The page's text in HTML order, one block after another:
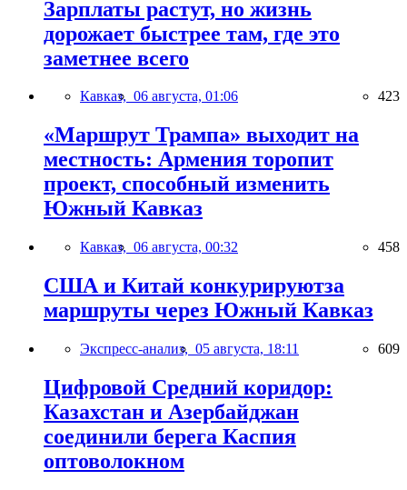
Зарплаты растут, но жизнь
дорожает быстрее там, где это
заметнее всего
Кавказ, 06 августа, 01:06 423
«Маршрут Трампа» выходит на
местность: Армения торопит
проект, способный изменить
Южный Кавказ
Кавказ, 06 августа, 00:32 458
США и Китай конкурируютза
маршруты через Южный Кавказ
Экспресс-анализ, 05 августа, 18:11 609
Цифровой Средний коридор:
Казахстан и Азербайджан
соединили берега Каспия
оптоволокном